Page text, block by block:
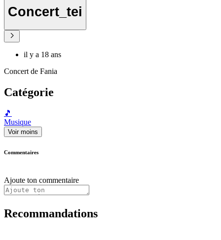
Concert_tei
il y a 18 ans
Concert de Fania
Catégorie
🎵
Musique
Voir moins
Commentaires
Ajoute ton commentaire
Recommandations